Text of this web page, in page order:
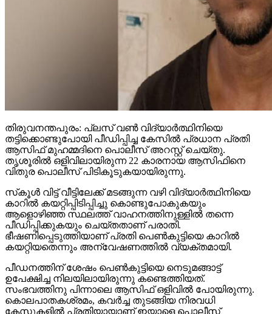
തിരുവനന്തപുരം: പ്ലസ് വണ്‍ വിദ്യാര്‍ത്ഥിനിയെ
തട്ടിക്കൊണ്ടുപോയി പീഡിപ്പിച്ച കേസില്‍ പ്രധാന പ്രതി
ആസിഫ് മുഹമ്മദിനെ പൊലീസ് അറസ്റ്റ് ചെയ്തു.
തൃശൂരില്‍ ഒളിവിലായിരുന്ന 22 കാരനായ ആസിഫിനെ
വിതുര പൊലീസ് പിടികൂടുകയായിരുന്നു.
സ്‌കൂള്‍ വിട്ട് വീട്ടിലേക്ക് മടങ്ങുന്ന വഴി വിദ്യാര്‍ത്ഥിനിയെ
കാറില്‍ കയറ്റിപ്പിടിപ്പിച്ചു കൊണ്ടുപോകുകയും
ആളൊഴിഞ്ഞ സ്ഥലത്ത് വാഹനത്തിനുള്ളില്‍ തന്നെ
പീഡിപ്പിക്കുകയും ചെയ്തതാണ് പരാതി.
ഭീഷണിപ്പെടുത്തിയാണ് പ്രതി പെണ്‍കുട്ടിയെ കാറില്‍
കയറ്റിയതെന്നും അന്വേഷണത്തില്‍ വ്യക്തമായി.
പീഡനത്തിന് ശേഷം പെണ്‍കുട്ടിയെ നെടുമങ്ങാട്ട്
ഉപേക്ഷിച്ച നിലയിലായിരുന്നു കണ്ടെത്തിയത്.
സംഭവത്തിനു പിന്നാലെ ആസിഫ് ഒളിവില്‍ പോയിരുന്നു.
കൊലപാതകശ്രമം, കവര്‍ച്ച തുടങ്ങിയ നിരവധി
കേസുകളില്‍ പ്രതിയായാണ് ഇയാളെ പൊലീസ്